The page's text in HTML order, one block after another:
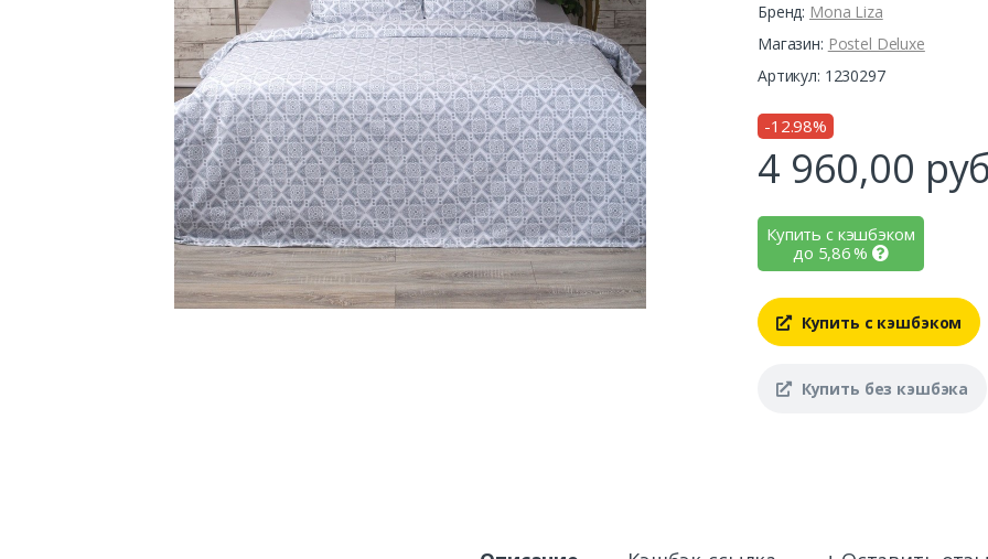
Бренд: Mona Liza
Магазин: Postel Deluxe
Артикул: 1230297
-12.98%
4 960,00
Купить с кэшбэком
до 5,86%
Купить с кэшбэком
Купить без кэшбэка